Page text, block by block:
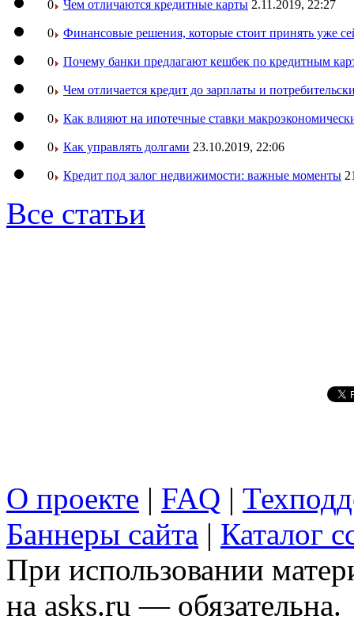
0 Чем отличаются кредитные карты 2.11.2019, 22:27
0 Финансовые решения, которые стоит принять уже
0 Почему банки предлагают кешбек по кредитным
0 Чем отличается кредит до зарплаты и
0 Как влияют на ипотечные ставки
0 Как управлять долгами 23.10.2019, 22:06
0 Кредит под залог недвижимости: важные моменты
Все статьи
О проекте | FAQ |
Баннеры сайта | Каталог
При использовании
на asks.ru — обязательна.